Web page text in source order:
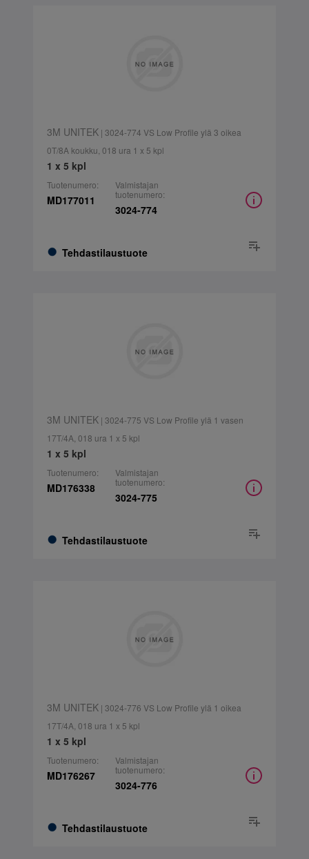
3M UNITEK| 3024-774 VS Low Profile ylä 3 oikea
0T/8A koukku, 018 ura 1 x 5 kpl
1 x 5 kpl
Tuotenumero:
MD177011
Tehdastilaustuote
Valmistajan
tuotenumero:
3024-774
3M UNITEK| 3024-775 VS Low Profile ylä 1 vasen
17T/4A, 018 ura 1 x 5 kpl
1 x 5 kpl
Tuotenumero:
MD176338
Tehdastilaustuote
Valmistajan
tuotenumero:
3024-775
3M UNITEK| 3024-776 VS Low Profile ylä 1 oikea
17T/4A, 018 ura 1 x 5 kpl
1 x 5 kpl
Tuotenumero:
MD176267
Tehdastilaustuote
Valmistajan
tuotenumero:
3024-776